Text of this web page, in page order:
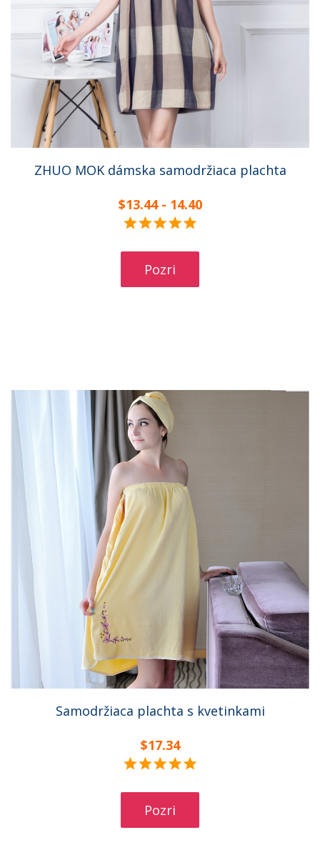
ZHUO MOK dámska samodržiaca plachta
$13.44 - 14.40
Pozri
Samodržiaca plachta s kvetinkami
$17.34
Pozri